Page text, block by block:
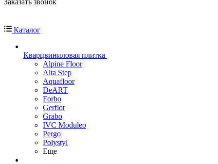
Заказать звонок
Каталог
Кварцвиниловая плитка
Alpine Floor
Alta Step
Aquafloor
DeART
Forbo
Gerflor
Grabo
IVC Moduleo
Pergo
Polystyl
Еще